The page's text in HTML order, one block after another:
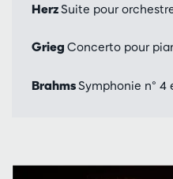
HerzSuite pour
Grieg Concerto pour
BrahmsSymphonie n° 4